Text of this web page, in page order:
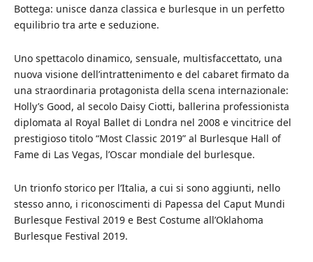
Bottega: unisce danza classica e burlesque in un perfetto
equilibrio tra arte e seduzione.
Uno spettacolo dinamico, sensuale, multisfaccettato, una
nuova visione dell’intrattenimento e del cabaret firmato da
una straordinaria protagonista della scena internazionale:
Holly’s Good, al secolo Daisy Ciotti, ballerina professionista
diplomata al Royal Ballet di Londra nel 2008 e vincitrice del
prestigioso titolo “Most Classic 2019” al Burlesque Hall of
Fame di Las Vegas, l’Oscar mondiale del burlesque.
Un trionfo storico per l’Italia, a cui si sono aggiunti, nello
stesso anno, i riconoscimenti di Papessa del Caput Mundi
Burlesque Festival 2019 e Best Costume all’Oklahoma
Burlesque Festival 2019.